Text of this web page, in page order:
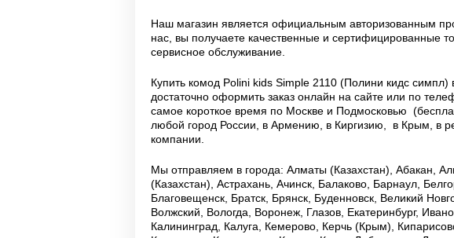
Наш магазин является официальным авторизованным
нас, вы получаете качественные и сертифицированные
сервисное обслуживание.
Купить комод Polini kids Simple 2110 (Полини кидс
достаточно оформить заказ онлайн на сайте или по
самое короткое время по Москве и Подмосковью
любой город России, в Армению, в Киргизию, в Крым, в
компании.
Мы отправляем в города: Алматы (Казахстан), Абакан,
(Казахстан), Астрахань, Ачинск, Балаково, Барнаул,
Благовещенск, Братск, Брянск, Буденновск, Великий
Волжский, Вологда, Воронеж, Глазов, Екатеринбург,
Калининград, Калуга, Кемерово, Керчь (Крым),